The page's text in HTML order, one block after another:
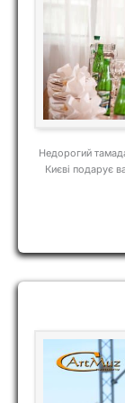
Недорогий
Києві подарує